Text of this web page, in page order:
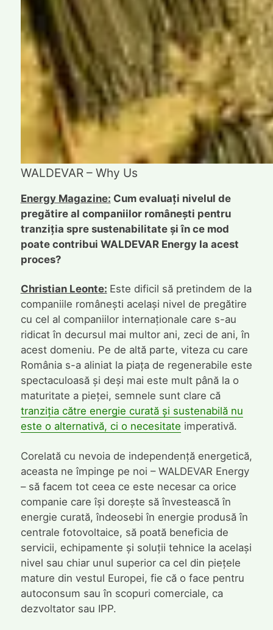
WALDEVAR – Why Us
Energy Magazine: Cum evaluați nivelul de
pregătire al companiilor românești pentru
tranziția spre sustenabilitate și în ce mod
poate contribui WALDEVAR Energy la acest
proces?
Christian Leonte: Este dificil să pretindem de la
companiile românești același nivel de pregătire
cu cel al companiilor internaționale care s-au
ridicat în decursul mai multor ani, zeci de ani, în
acest domeniu. Pe de altă parte, viteza cu care
România s-a aliniat la piața de regenerabile este
spectaculoasă și deși mai este mult până la o
maturitate a pieței, semnele sunt clare că
tranziția către energie curată și sustenabilă nu
este o alternativă, ci o necesitate imperativă.
Corelată cu nevoia de independență energetică,
aceasta ne împinge pe noi – WALDEVAR Energy
– să facem tot ceea ce este necesar ca orice
companie care își dorește să învestească în
energie curată, îndeosebi în energie produsă în
centrale fotovoltaice, să poată beneficia de
servicii, echipamente și soluții tehnice la același
nivel sau chiar unul superior ca cel din piețele
mature din vestul Europei, fie că o face pentru
autoconsum sau în scopuri comerciale, ca
dezvoltator sau IPP.